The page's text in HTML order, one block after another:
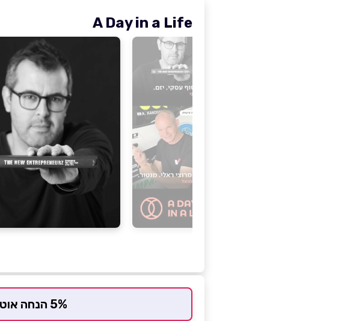
A Day in a Life
5% הנחה אוטומטית למשלמים בכרטיס המועדון